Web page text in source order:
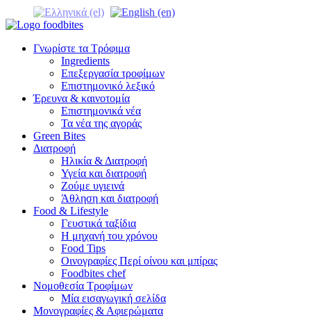
Γνωρίστε τα Τρόφιμα
Ingredients
Επεξεργασία τροφίμων
Επιστημονικό λεξικό
Έρευνα & καινοτομία
Επιστημονικά νέα
Τα νέα της αγοράς
Green Bites
Διατροφή
Ηλικία & Διατροφή
Υγεία και διατροφή
Ζούμε υγιεινά
Άθληση και διατροφή
Food & Lifestyle
Γευστικά ταξίδια
Η μηχανή του χρόνου
Food Tips
Οινογραφίες Περί οίνου και μπίρας
Foodbites chef
Νομοθεσία Τροφίμων
Μία εισαγωγική σελίδα
Μονογραφίες & Αφιερώματα